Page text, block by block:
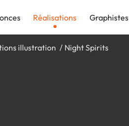
Réalisations Graphistes
illustration Night Spirits